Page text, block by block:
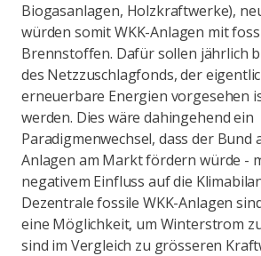
Biogasanlagen, Holzkraftwerke),
würden somit WKK-Anlagen mit
Brennstoffen. Dafür sollen jährlich
des Netzzuschlagfonds, der
erneuerbare Energien vorgesehen
werden. Dies wäre dahingehend ein
Paradigmenwechsel, dass der Bund
Anlagen am Markt fördern würde -
negativem Einfluss auf die
Dezentrale fossile WKK-Anlagen
eine Möglichkeit, um Winterstrom
sind im Vergleich zu grösseren